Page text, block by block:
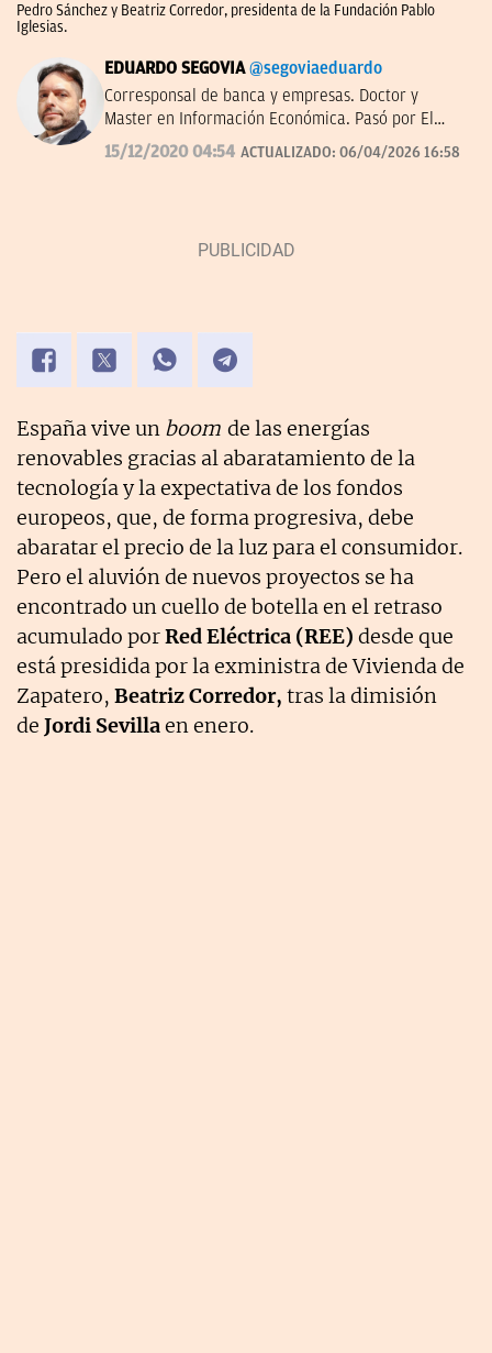
Pedro Sánchez y Beatriz Corredor, presidenta de la Fundación Pablo
Iglesias.
EDUARDO SEGOVIA @segoviaeduardo
Corresponsal de banca y empresas. Doctor y
Master en Información Económica. Pasó por El
Confidencial y dirigió Bolsamanía. Autor de ‘De los
Borbones a los Botines’.
15/12/2020 04:54 ACTUALIZADO: 06/04/2026 16:58
España vive un boom de las energías
renovables gracias al abaratamiento de la
tecnología y la expectativa de los fondos
europeos, que, de forma progresiva, debe
abaratar el precio de la luz para el consumidor.
Pero el aluvión de nuevos proyectos se ha
encontrado un cuello de botella en el retraso
acumulado porRed Eléctrica (REE) desde que
está presidida por la exministra de Vivienda de
Zapatero, Beatriz Corredor, tras la dimisión
de Jordi Sevillaen enero.